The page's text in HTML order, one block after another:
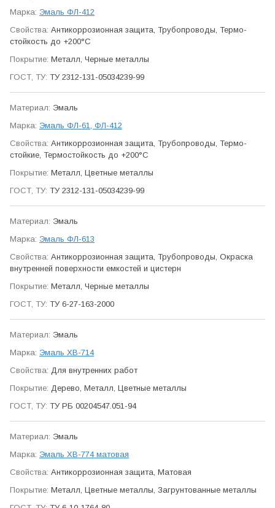
Эмаль ФЛ-412
Антикор­розионная защита, Трубо­проводы, Термо­
стойкость до +200°С
Металл, Черные металлы
ТУ 2312-131-05034239-99
Эмаль
Эмаль ФЛ-61, ФЛ-412
Антикор­розионная защита, Трубо­проводы, Термо­
стойкие, Термо­стойкость до +200°С
Металл, Цветные металлы
ТУ 2312-131-05034239-99
Эмаль
Эмаль ФЛ-613
Антикор­розионная защита, Трубо­проводы, Окраска
внутренней поверхности емкостей и цистерн
Металл, Черные металлы
ТУ 6-27-163-2000
Эмаль
Эмаль ХВ-714
Для внутренних работ
Дерево, Металл, Цветные металлы
ТУ РБ 00204547.051-94
Эмаль
Эмаль ХВ-774 матовая
Антикор­розионная защита, Матовая
Металл, Цветные металлы, Загрунтованные металлы